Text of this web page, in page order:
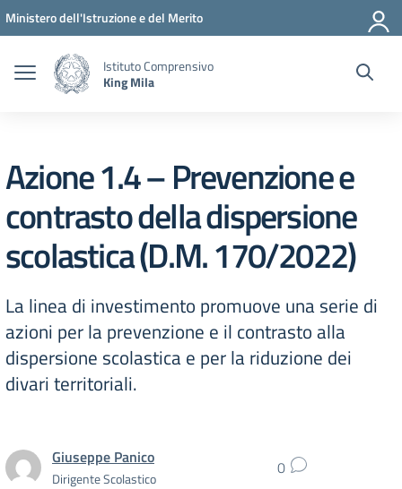
Vai ai contenuti
Vai al menu di navigazione
Vai al footer
Ministero dell'Istruzione e del Merito
Istituto Comprensivo
King Mila
Azione 1.4 – Prevenzione e
contrasto della dispersione
scolastica (D.M. 170/2022)
La linea di investimento promuove una serie di
azioni per la prevenzione e il contrasto alla
dispersione scolastica e per la riduzione dei
divari territoriali.
Giuseppe Panico
Dirigente Scolastico 0